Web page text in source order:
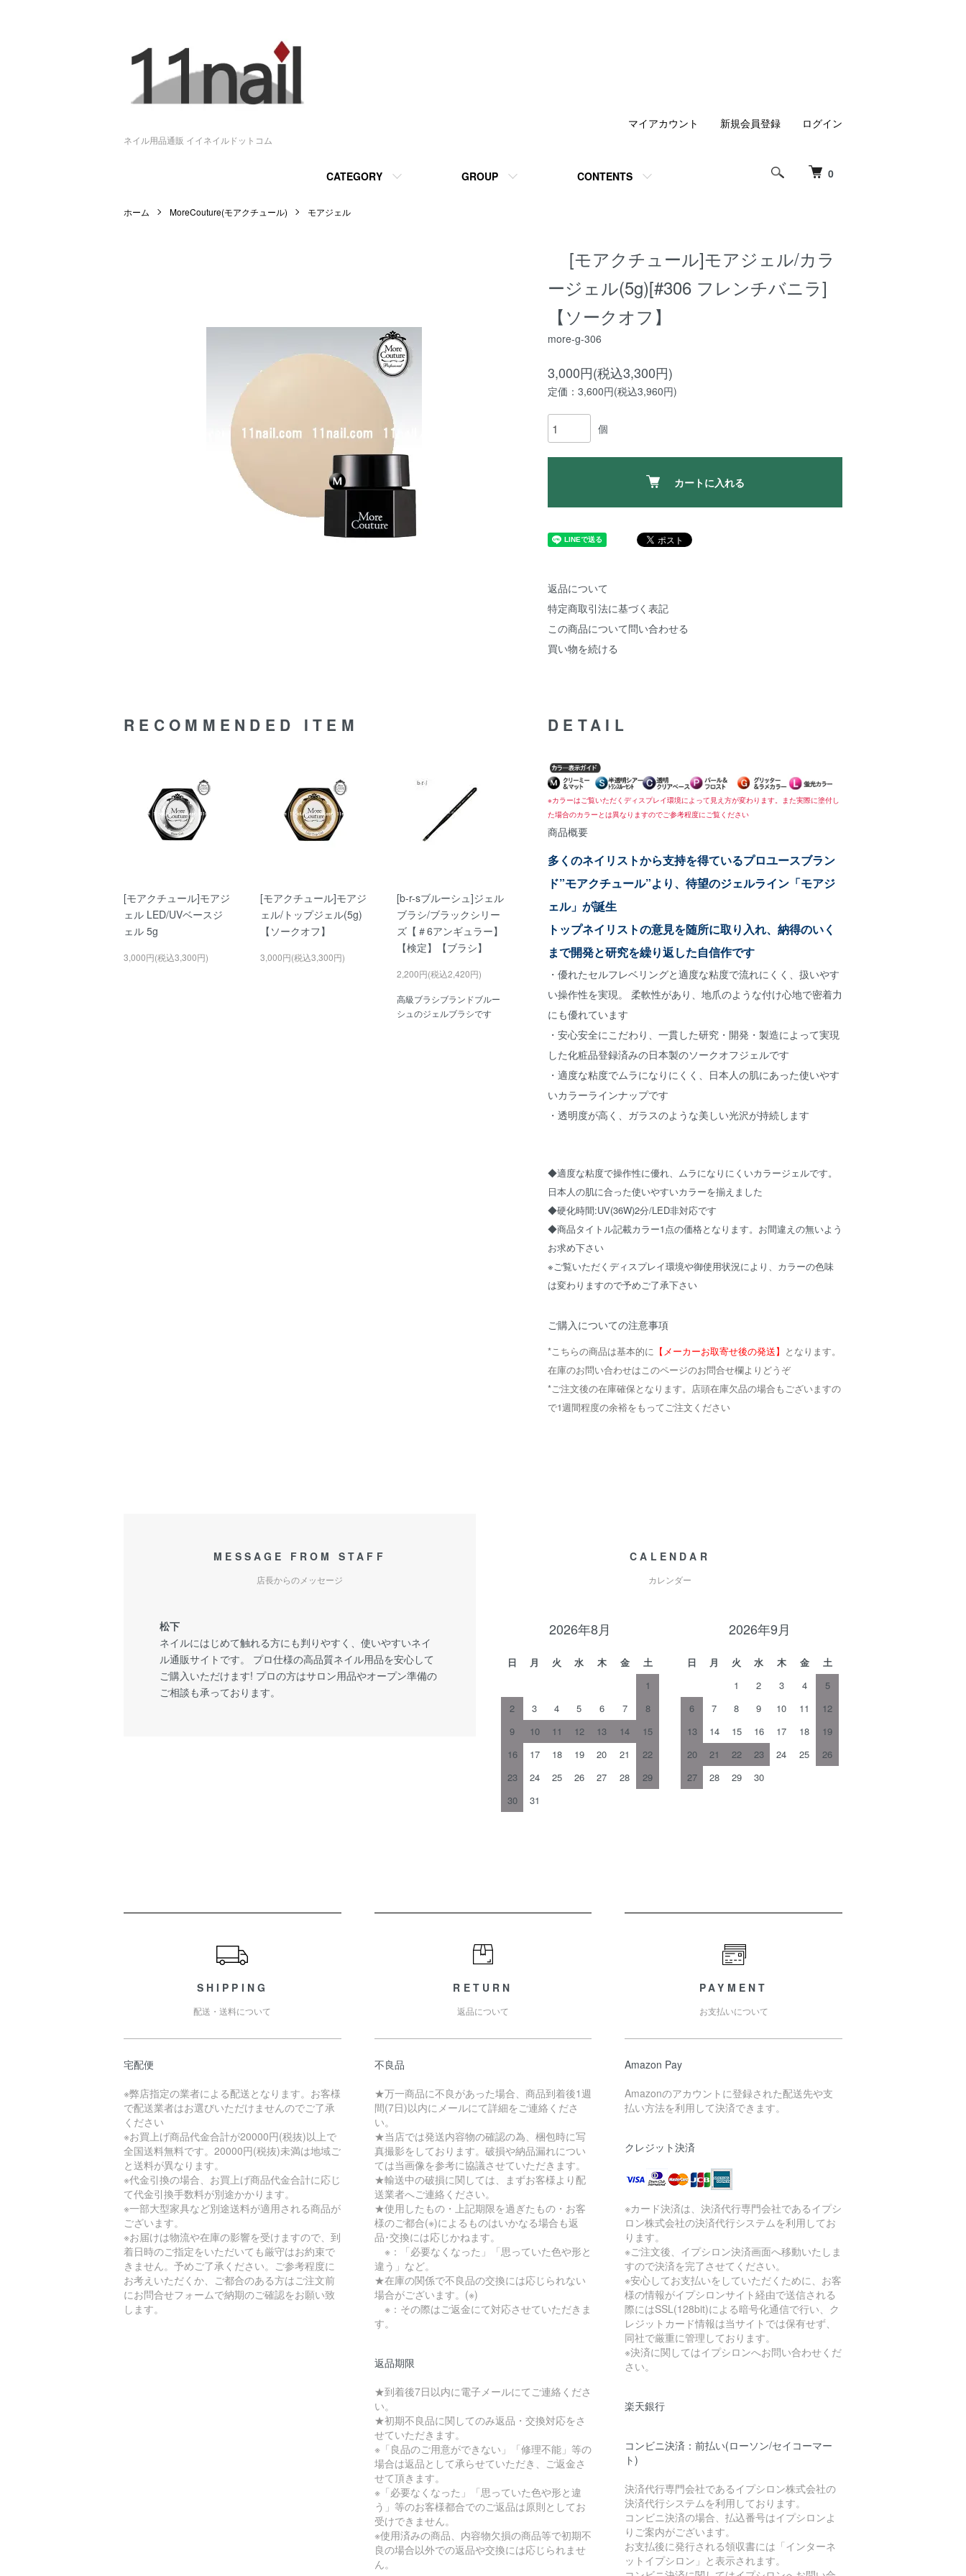
ネイル用品通販 イイネイルドットコム
0
CATEGORY GROUP CONTENTS
マイアカウント 新規会員登録 ログイン
ホーム MoreCouture(モアクチュール) モアジェル
[モアクチュール]モアジェル/カラ
ージェル(5g)[#306 フレンチバニラ]
【ソークオフ】
more-g-306
3,000円(税込3,300円)
定価：3,600円(税込3,960円)
個
カートに入れる
返品について
特定商取引法に基づく表記
この商品について問い合わせる
買い物を続ける
DETAIL
※カラーはご覧いただくディスプレイ環境によって見え方が変わります。また実際に塗付し
た場合のカラーとは異なりますのでご参考程度にご覧ください
商品概要
多くのネイリストから支持を得ているプロユースブラン
ド”モアクチュール”より、待望のジェルライン「モアジ
ェル」が誕生
トップネイリストの意見を随所に取り入れ、納得のいく
まで開発と研究を繰り返した自信作です
・優れたセルフレベリングと適度な粘度で流れにくく、扱いやす
い操作性を実現。 柔軟性があり、地爪のような付け心地で密着力
にも優れています
・安心安全にこだわり、一貫した研究・開発・製造によって実現
した化粧品登録済みの日本製のソークオフジェルです
・適度な粘度でムラになりにくく、日本人の肌にあった使いやす
いカラーラインナップです
・透明度が高く、ガラスのような美しい光沢が持続します
◆適度な粘度で操作性に優れ、ムラになりにくいカラージェルです。
日本人の肌に合った使いやすいカラーを揃えました
◆硬化時間:UV(36W)2分/LED非対応です
◆商品タイトル記載カラー1点の価格となります。お間違えの無いよう
お求め下さい
※ご覧いただくディスプレイ環境や御使用状況により、カラーの色味
は変わりますので予めご了承下さい
ご購入についての注意事項
*こちらの商品は基本的に 【メーカーお取寄せ後の発送】 となります。
在庫のお問い合わせはこのページのお問合せ欄よりどうぞ
*ご注文後の在庫確保となります。店頭在庫欠品の場合もございますの
で1週間程度の余裕をもってご注文ください
RECOMMENDED ITEM
[モアクチュール]モアジ
ェル LED/UVベースジ
ェル 5g
3,000円(税込3,300円)
[モアクチュール]モアジ
ェル/トップジェル(5g)
【ソークオフ】
3,000円(税込3,300円)
[b-r-sブルーシュ]ジェル
ブラシ/ブラックシリー
ズ【＃6アンギュラー】
【検定】【ブラシ】
2,200円(税込2,420円)
高級ブラシブランドブルー
シュのジェルブラシです
MESSAGE FROM STAFF
店長からのメッセージ
松下
ネイルにはじめて触れる方にも判りやすく、使いやすいネイ
ル通販サイトです。 プロ仕様の高品質ネイル用品を安心して
ご購入いただけます! プロの方はサロン用品やオープン準備の
ご相談も承っております。
CALENDAR
カレンダー
2026年8月
日 月 火 水 木 金
土
1
2
3 4 5 6 7
8
9
10 11 12 13 14
15
16
17 18 19 20 21
22
23
24 25 26 27 28
29
30
31
2026年9月
日 月 火 水 木 金
土
1
2 3 4
5
6
7 8 9 10 11
12
13
14 15 16 17 18
19
20
21 22 23 24 25
26
27
28 29 30
SHIPPING
配送・送料について
宅配便
※弊店指定の業者による配送となります。お客様
で配送業者はお選びいただけませんのでご了承
ください
※お買上げ商品代金合計が20000円(税抜)以上で
全国送料無料です。20000円(税抜)未満は地域ご
と送料が異なります。
※代金引換の場合、お買上げ商品代金合計に応じ
て代金引換手数料が別途かかります。
※一部大型家具など別途送料が適用される商品が
ございます。
※お届けは物流や在庫の影響を受けますので、到
着日時のご指定をいただいても厳守はお約束で
きません。予めご了承ください。ご参考程度に
お考えいただくか、ご都合のある方はご注文前
にお問合せフォームで納期のご確認をお願い致
します。
RETURN
返品について
不良品
★万一商品に不良があった場合、商品到着後1週
間(7日)以内にメールにて詳細をご連絡くださ
い。
★当店では発送内容物の確認の為、梱包時に写
真撮影をしております。破損や納品漏れについ
ては当画像を参考に協議させていただきます。
★輸送中の破損に関しては、まずお客様より配
送業者へご連絡ください。
★使用したもの・上記期限を過ぎたもの・お客
様のご都合(※)によるものはいかなる場合も返
品･交換には応じかねます。
※：「必要なくなった」「思っていた色や形と
違う」など。
★在庫の関係で不良品の交換には応じられない
場合がございます。(※)
※：その際はご返金にて対応させていただきま
す。
返品期限
★到着後7日以内に電子メールにてご連絡くださ
い。
★初期不良品に関してのみ返品・交換対応をさ
せていただきます。
※「良品のご用意ができない」「修理不能」等の
場合は返品として承らせていただき、ご返金さ
せて頂きます。
※「必要なくなった」「思っていた色や形と違
う」等のお客様都合でのご返品は原則としてお
受けできません。
※使用済みの商品、内容物欠損の商品等で初期不
良の場合以外での返品や交換には応じられませ
ん。
PAYMENT
お支払いについて
Amazon Pay
Amazonのアカウントに登録された配送先や支
払い方法を利用して決済できます。
クレジット決済
※カード決済は、決済代行専門会社であるイプシ
ロン株式会社の決済代行システムを利用してお
ります。
※ご注文後、イプシロン決済画面へ移動いたしま
すので決済を完了させてください。
※安心してお支払いをしていただくために、お客
様の情報がイプシロンサイト経由で送信される
際にはSSL(128bit)による暗号化通信で行い、ク
レジットカード情報は当サイトでは保有せず、
同社で厳重に管理しております。
※決済に関してはイプシロンへお問い合わせくだ
さい。
楽天銀行
コンビニ決済：前払い(ローソン/セイコーマー
ト)
決済代行専門会社であるイプシロン株式会社の
決済代行システムを利用しております。
コンビニ決済の場合、払込番号はイプシロンよ
りご案内がございます。
お支払後に発行される領収書には「インターネ
ットイプシロン」と表示されます。